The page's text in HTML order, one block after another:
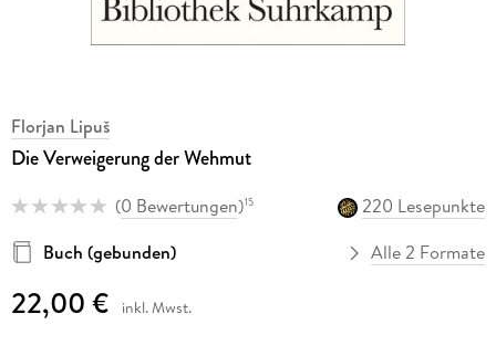
Florjan Lipuš
Die Verweigerung der Wehmut
(0 Bewertungen)15
220 Lesepunkte
Buch (gebunden)
Alle 2 Formate
22,00 € inkl. Mwst.